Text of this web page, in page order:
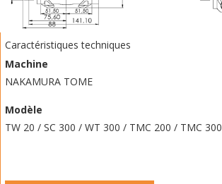
Caractéristiques techniques
Machine
NAKAMURA TOME
Modèle
TW 20 / SC 300 / WT 300 / TMC 200 / TMC 300